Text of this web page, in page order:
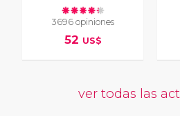
3696 opiniones
52 US$
ver todas las